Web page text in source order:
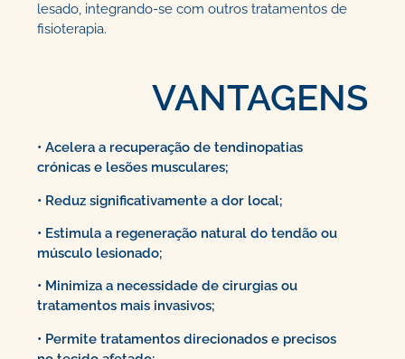
lesado, integrando-se com outros tratamentos de
fisioterapia.
VANTAGENS
• Acelera a recuperação de tendinopatias
crónicas e lesões musculares;
• Reduz significativamente a dor local;
• Estimula a regeneração natural do tendão ou
músculo lesionado;
• Minimiza a necessidade de cirurgias ou
tratamentos mais invasivos;
• Permite tratamentos direcionados e precisos